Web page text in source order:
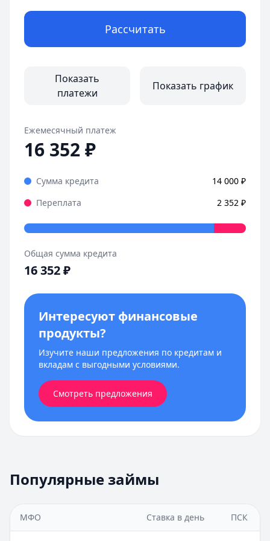
Рассчитать
Показать
платежи
Показать график
Ежемесячный платеж
16 352₽
Сумма кредита 14 000 ₽
Переплата
2 352 ₽
Общая сумма кредита
16 352₽
Интересуют финансовые
продукты?
Изучите наши предложения по кредитам и
вкладам с выгодными условиями.
Смотреть предложения
Популярные займы
МФО Ставка в день ПСК